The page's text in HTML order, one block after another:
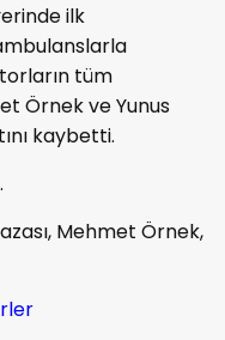
ilk
tüm
Örnek ve Yunus
kaybetti.
Mehmet Örnek,